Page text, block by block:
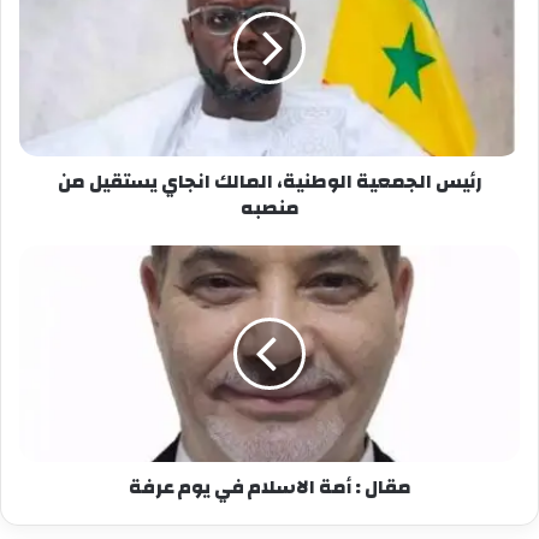
البرلمانية، ولأعضاء فريقي، وللشعب السنغالي على
الثقة والاحترام وروح التعاون التي حظيتُ بها طوال
هذه المهمة.
أودّ أيضًا أن أتقدّم بخالص الشكر والتقدير لنشطاء
وقادة وأنصار حزب PASTEF، الذين رُشّحتُ ضمن
قائمتهم. لقد كان التزامهم الراسخ وولاؤهم لمبادئ
التغيير وثقتهم بي مصدرًا دائمًا للقوة والقيم الرفيعة
والشعور بالمسؤولية.
ومع مغادرتي لهذا المنصب الرفيع، ما زلتُ على قناعة
راسخة بأنّ استقرار مؤسساتنا، واحترام الحوار
الجمهوري، والحفاظ على السلم الأهلي، والتماسك
الوطني، ومصالح السنغال العليا، يجب أن تبقى، في
جميع الظروف، مبادئنا التوجيهية المشتركة.
سأواصل، بنفس الالتزام والولاء للشعب السنغالي،
رئيس الجمعية الوطنية، المالك انجاي يستقيل من
منصبه
مقال : أمة الاسلام في يوم عرفة